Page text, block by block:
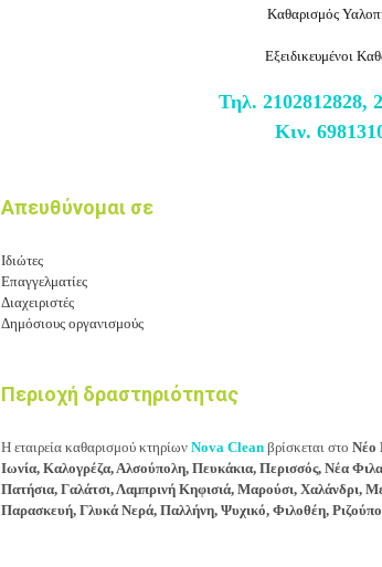
Καθαρισμός
Εξειδικευμένοι
Τηλ. 2102812828,
Κιν.
Απευθύνομαι σε
Ιδιώτες
Επαγγελματίες
Διαχειριστές
Δημόσιους οργανισμούς
Περιοχή δραστηριότητας
Η εταιρεία καθαρισμού κτηρίων Nova Clean βρίσκεται στο Νέο
Ιωνία, Καλογρέζα, Αλσούπολη, Πευκάκια, Περισσός, Νέα
Πατήσια, Γαλάτσι, Λαμπρινή Κηφισιά, Μαρούσι, Χαλάνδρι,
Παρασκευή, Γλυκά Νερά, Παλλήνη, Ψυχικό, Φιλοθέη,